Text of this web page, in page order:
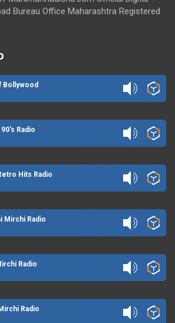
Bureau Office Maharashtra Registered
Bollywood
Radio
Hits Radio
Mirchi Radio
Radio
Radio